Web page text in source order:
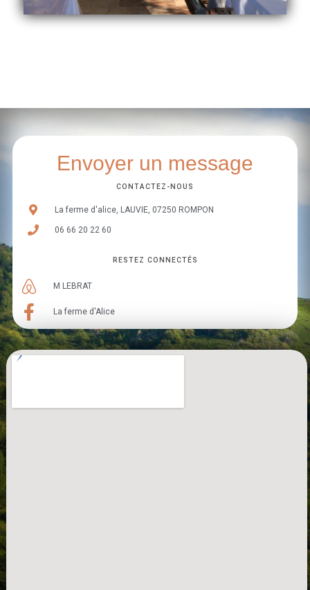
Envoyer un message​
CONTACTEZ-NOUS
La ferme d'alice, LAUVIE, 07250 ROMPON
06 66 20 22 60
RESTEZ CONNECTÉS
M LEBRAT
La ferme d'Alice